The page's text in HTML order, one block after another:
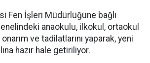
Fen İşleri Müdürlüğüne bağlı
anaokulu, ilkokul, ortaokul
ve tadilatlarını yaparak, yeni
hazır hale getiriliyor.